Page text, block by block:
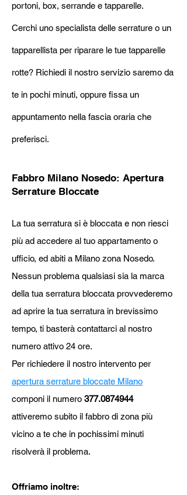
portoni, box, serrande e tapparelle.
Cerchi uno specialista delle serrature o un
tapparellista per riparare le tue tapparelle
rotte? Richiedi il nostro servizio saremo da
te in pochi minuti, oppure fissa un
appuntamento nella fascia oraria che
preferisci.
Fabbro Milano Nosedo: Apertura
Serrature Bloccate
La tua serratura si è bloccata e non riesci
più ad accedere al tuo appartamento o
ufficio, ed abiti a Milano zona Nosedo.
Nessun problema qualsiasi sia la marca
della tua serratura bloccata provvederemo
ad aprire la tua serratura in brevissimo
tempo, ti basterà contattarci al nostro
numero attivo 24 ore.
Per richiedere il nostro intervento per
apertura serrature bloccate Milano
componi il numero 377.0874944
attiveremo subito il fabbro di zona più
vicino a te che in pochissimi minuti
risolverà il problema.
Offriamo inoltre: